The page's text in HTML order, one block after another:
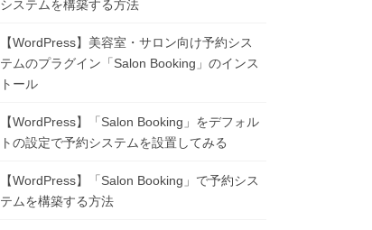
システムを構築する方法
【WordPress】美容室・サロン向け予約シス
テムのプラグイン「Salon Booking」のインス
トール
【WordPress】「Salon Booking」をデフォル
トの設定で予約システムを設置してみる
【WordPress】「Salon Booking」で予約シス
テムを構築する方法